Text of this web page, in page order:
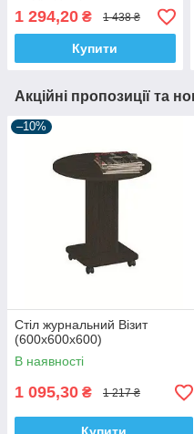
1 294,20 ₴ 1 438 ₴
Купити
Акційні пропозиції та
–10%
Стіл журнальний Візит
(600х600х600)
В наявності
1 095,30 ₴ 1 217 ₴